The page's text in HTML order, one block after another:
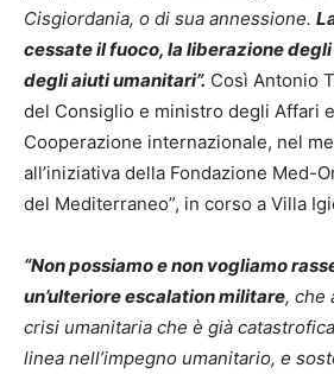
Cisgiordania, o di sua annessione.
cessate il fuoco, la liberazione degli
degli aiuti umanitari”. Così Antonio
del Consiglio e ministro degli Affari
Cooperazione internazionale, nel
all’iniziativa della Fondazione Med-
del Mediterraneo”, in corso a Villa
“Non possiamo e non vogliamo
un’ulteriore escalation militare, che
crisi umanitaria che è già
linea nell’impegno umanitario, e